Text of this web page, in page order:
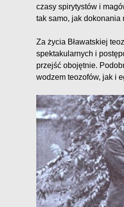
czasy spirytystów i
tak samo, jak
Za życia Bławatskiej
spektakularnych i
przejść obojętnie.
wodzem teozofów, jak i